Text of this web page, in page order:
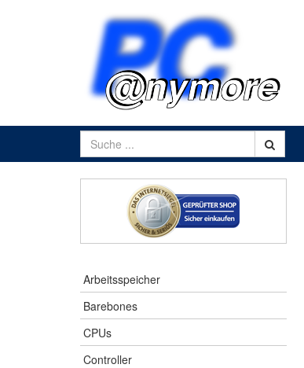
Arbeitsspeicher
Barebones
CPUs
Controller